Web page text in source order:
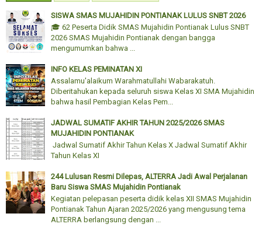
SISWA SMAS MUJAHIDIN PONTIANAK LULUS SNBT 2026
🎓 62 Peserta Didik SMAS Mujahidin Pontianak Lulus SNBT
2026 SMAS Mujahidin Pontianak dengan bangga
mengumumkan bahwa ...
INFO KELAS PEMINATAN XI
Assalamu'alaikum Warahmatullahi Wabarakatuh.
Diberitahukan kepada seluruh siswa Kelas XI SMA Mujahidin
bahwa hasil Pembagian Kelas Pem...
JADWAL SUMATIF AKHIR TAHUN 2025/2026 SMAS
MUJAHIDIN PONTIANAK
Jadwal Sumatif Akhir Tahun Kelas X Jadwal Sumatif Akhir
Tahun Kelas XI
244 Lulusan Resmi Dilepas, ALTERRA Jadi Awal Perjalanan
Baru Siswa SMAS Mujahidin Pontianak
Kegiatan pelepasan peserta didik kelas XII SMAS Mujahidin
Pontianak Tahun Ajaran 2025/2026 yang mengusung tema
ALTERRA berlangsung dengan ...